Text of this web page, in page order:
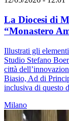
La Diocesi di
“Monastero
Illustrati gli
Studio Stefano
città
Biasio, Ad di
inclusiva di questo
Milano